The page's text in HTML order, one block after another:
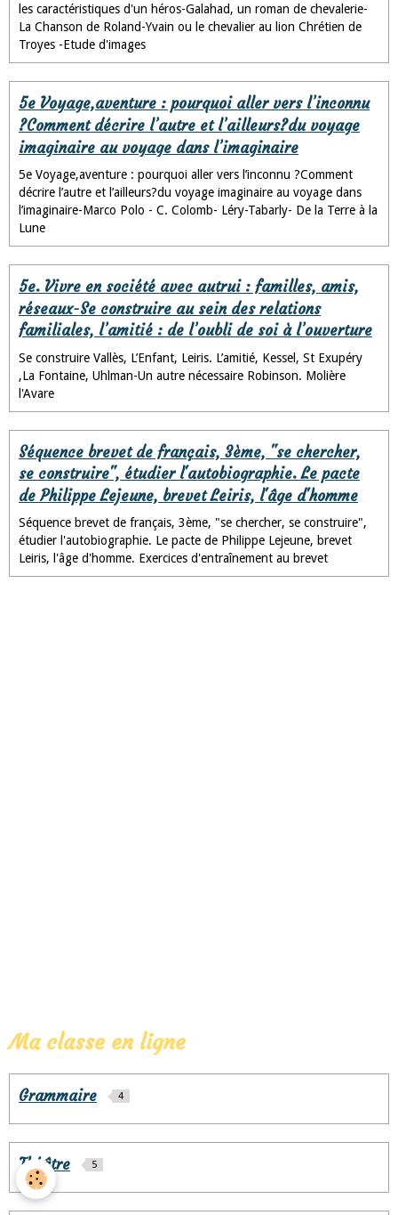
les caractéristiques d'un héros-Galahad, un roman de chevalerie-
La Chanson de Roland-Yvain ou le chevalier au lion Chrétien de
Troyes -Etude d'images
5e Voyage,aventure : pourquoi aller vers l’inconnu
?Comment décrire l’autre et l’ailleurs?du voyage
imaginaire au voyage dans l’imaginaire
5e Voyage,aventure : pourquoi aller vers l’inconnu ?Comment
décrire l’autre et l’ailleurs?du voyage imaginaire au voyage dans
l’imaginaire-Marco Polo - C. Colomb- Léry-Tabarly- De la Terre à la
Lune
5e. Vivre en société avec autrui : familles, amis,
réseaux-Se construire au sein des relations
familiales, l’amitié : de l’oubli de soi à l’ouverture
Se construire Vallès, L’Enfant, Leiris. L’amitié, Kessel, St Exupéry
,La Fontaine, Uhlman-Un autre nécessaire Robinson. Molière
l'Avare
Séquence brevet de français, 3ème, "se chercher,
se construire", étudier l'autobiographie. Le pacte
de Philippe Lejeune, brevet Leiris, l'âge d'homme
Séquence brevet de français, 3ème, "se chercher, se construire",
étudier l'autobiographie. Le pacte de Philippe Lejeune, brevet
Leiris, l'âge d'homme. Exercices d'entraînement au brevet
Ma classe en ligne
Grammaire 4
Théâtre 5